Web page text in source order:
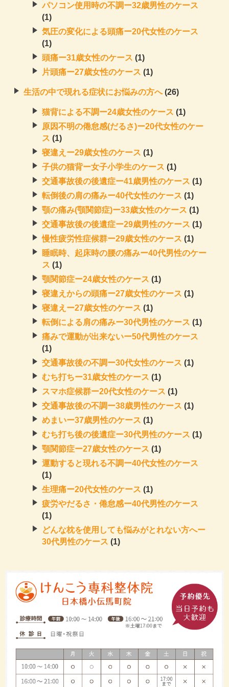
パソコン使用時の不調ー32歳男性のケース
(1)
気圧の変化による頭痛ー20代女性のケース
(1)
頭痛ー31歳女性のケース (1)
片頭痛ー27歳女性のケース (1)
生活の中で現れる症状にお悩みの方へ(26)
猫背による不調ー24歳女性のケース (1)
原因不明の倦怠感(だるさ)ー20代女性のケー
ス (1)
寝違えー29歳女性のケース (1)
子供の猫背ー女子小学生のケース (1)
交通事故後の後遺症ー41歳男性のケース (1)
転倒後の肩の痛みー40代女性のケース (1)
顎の痛み(顎関節症)ー33歳女性のケース (1)
交通事故後の後遺症ー29歳男性のケース (1)
慢性疲労性症候群ー29歳女性のケース (1)
睡眠時、起床時の腰の痛みー40代男性のケー
ス (1)
顎関節症ー24歳女性のケース (1)
寝違えからの頭痛ー27歳女性のケース (1)
寝違えー27歳女性のケース (1)
転倒による肩の痛みー30代男性のケース (1)
痛みで運動が出来ないー50代男性のケース
(1)
交通事故後の不調ー30代女性のケース (1)
むち打ちー31歳女性のケース (1)
スマホ症候群ー20代女性のケース (1)
交通事故後の不調ー38歳男性のケース (1)
めまいー37歳男性のケース (1)
むち打ち後の後遺症ー30代男性のケース (1)
顎関節症ー27歳女性のケース (1)
運動すると現れる不調ー40代女性のケース
(1)
生理痛ー20代女性のケース (1)
疲労やだるさ・倦怠感ー40代男性のケース
(1)
どんな枕を使用しても悩みがとれない方へー
30代男性のケース (1)